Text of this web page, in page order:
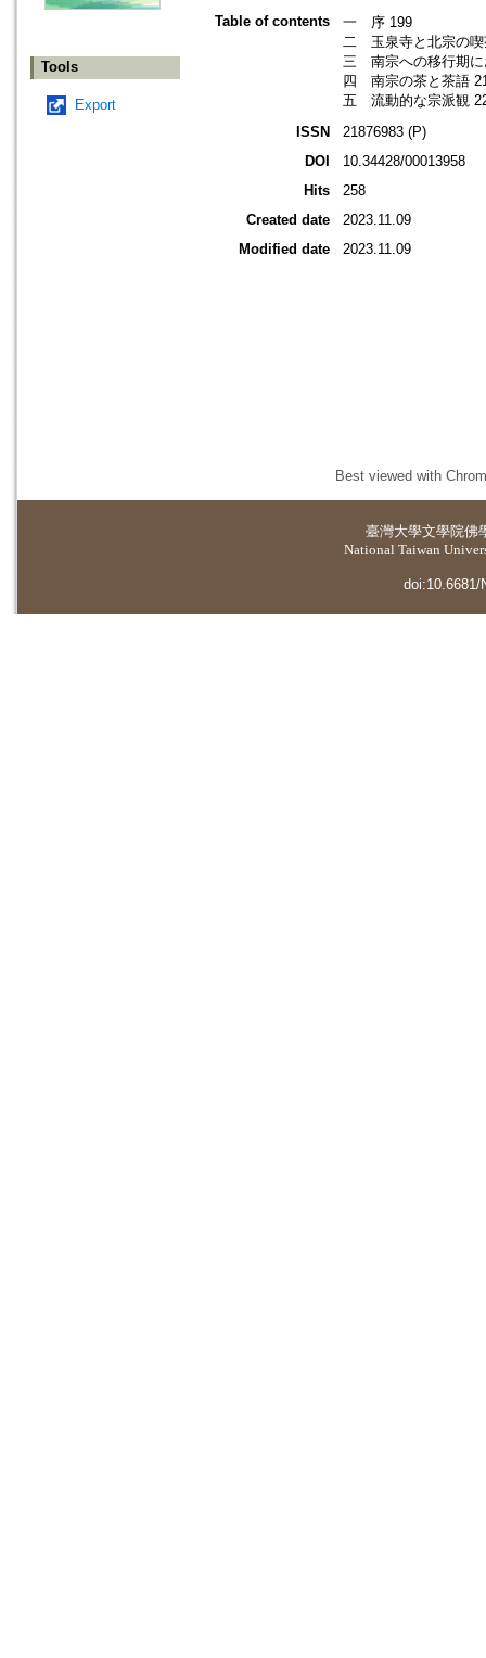
Tools
Export
Table of contents
一 序 199
二 玉泉寺と北宗の喫
三 南宗への移行期に
四 南宗の茶と茶語
五 流動的な宗派観
ISSN
21876983 (P)
DOI
10.34428/00013958
Hits
258
Created date
2023.11.09
Modified date
2023.11.09
Best viewed with
臺灣大學文學院佛
National Taiwan
doi:10.6681/